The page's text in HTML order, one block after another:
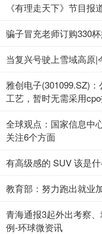
《有理走天下》节目报
当复兴号驶上雪域高原|
雅创电子(301099.SZ)
工艺，暂时无需采用
全球观点：国家信息中
关注6个方面
有高级感的 SUV 该是
教育部：努力跑出就业
青海通报3起外出考察
例-环球微资讯